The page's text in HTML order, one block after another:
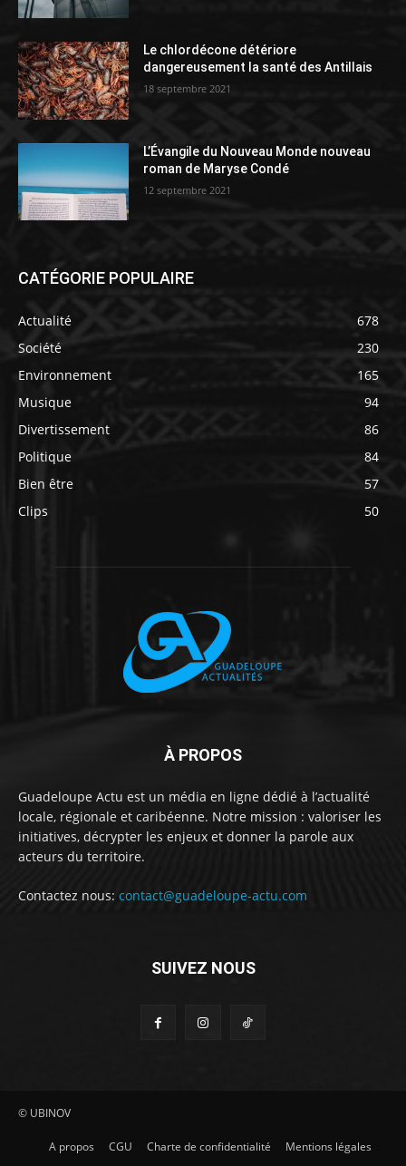
Le chlordécone détériore
dangereusement la santé des Antillais
18 septembre 2021
L’Évangile du Nouveau Monde nouveau
roman de Maryse Condé
12 septembre 2021
CATÉGORIE POPULAIRE
Actualité
678
Société
230
Environnement
165
Musique
94
Divertissement
86
Politique
84
Bien être
57
Clips
50
À PROPOS
Guadeloupe Actu est un média en ligne dédié à l’actualité
locale, régionale et caribéenne. Notre mission : valoriser les
initiatives, décrypter les enjeux et donner la parole aux
acteurs du territoire.
Contactez nous: contact@guadeloupe-actu.com
SUIVEZ NOUS
© UBINOV
A propos CGU Charte de confidentialité Mentions légales